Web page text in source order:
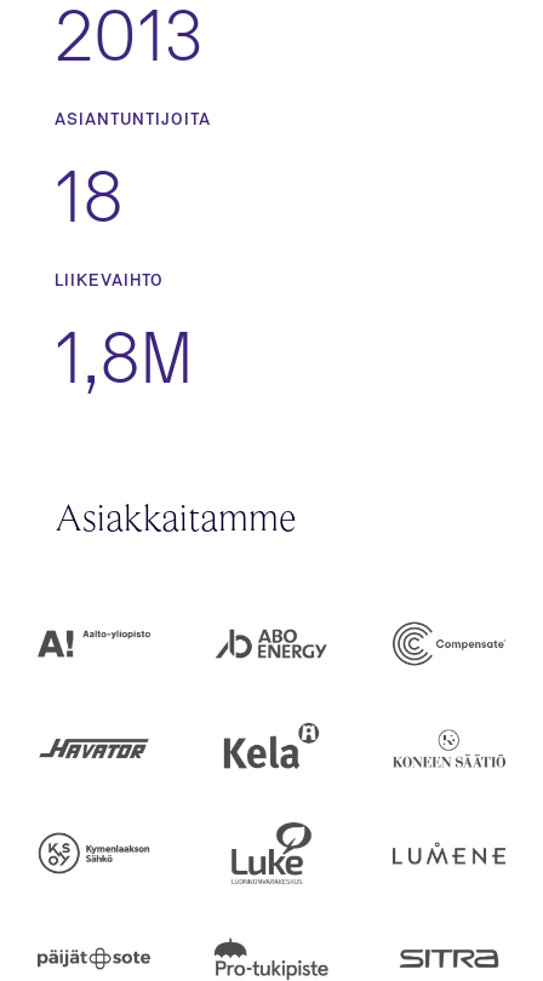
2013
ASIANTUNTIJOITA
18
LIIKEVAIHTO
1,8M
Asiakkaitamme